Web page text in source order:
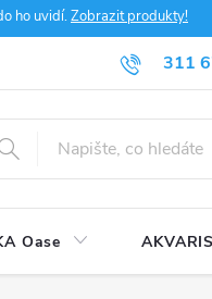
ho uvidí.Zobrazit produkty!
311
Obchodní
Oase